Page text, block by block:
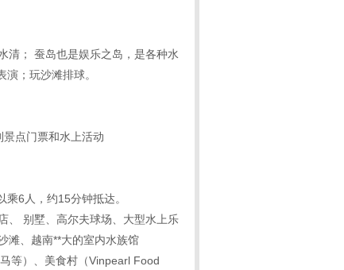
清； 蚕岛也是娱乐之岛，是各种水
；玩沙滩排球。
点门票和水上活动
6人，约15分钟抵达。
、 别墅、高尔夫球场、大型水上乐
滩、越南**大的室内水族馆
等）、美食村（Vinpearl Food